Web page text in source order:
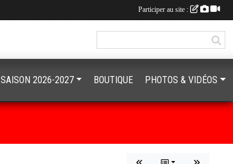
SAISON 2026-2027 BOUTIQUE PHOTOS & VIDÉOS
Participer au site :